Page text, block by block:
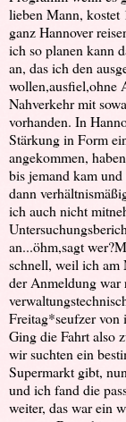
lieben Mann, kostet
ganz Hannover
ich so planen kann
an, das ich den
wollen,ausfiel,ohne
Nahverkehr mit
vorhanden. In
Stärkung in Form
angekommen,
bis jemand kam
dann
ich auch nicht
an...öhm,sagt
schnell, weil ich am
der Anmeldung war
Freitag*seufzer von
Ging die Fahrt also
wir suchten ein
Supermarkt gibt,
und ich fand die
weiter, das war ein